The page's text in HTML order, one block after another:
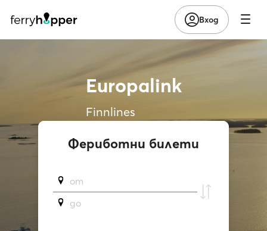
Вход
Europalink
Finnlines
Фериботни билети
от
до